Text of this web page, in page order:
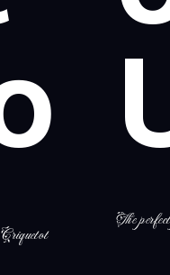
The